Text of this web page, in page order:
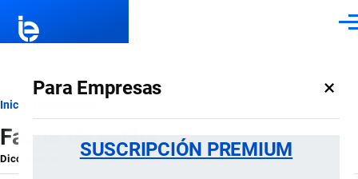
Para Empresas ×
SUSCRIPCIÓN PREMIUM
Ruta
de
navegación
Inicio
Factor de estiba
Diccionario porImportaciones …, 8 Septiembre, 2024